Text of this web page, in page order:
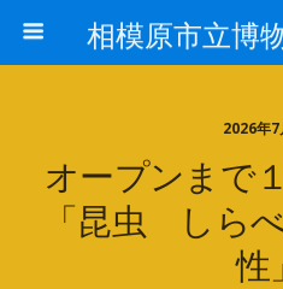
2026年7
オープンまで
「昆虫 しら
性」